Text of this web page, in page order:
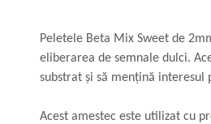
Peletele Beta Mix Sweet de
eliberarea de semnale dulci.
substrat și să mențină interesul
Acest amestec este utilizat cu